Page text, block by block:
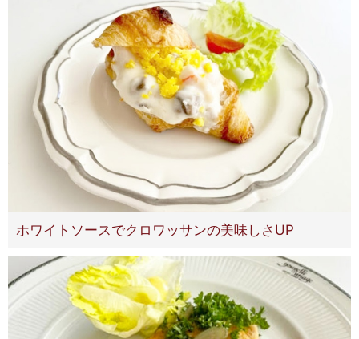
ホワイトソースでクロワッサンの美味しさUP